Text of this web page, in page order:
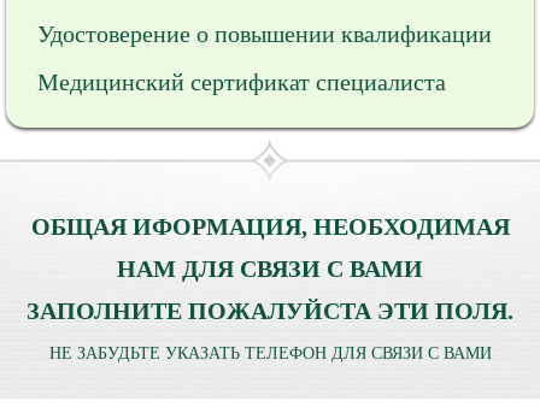
Удостоверение о повышении квалификации
Медицинский сертификат специалиста
ОБЩАЯ ИФОРМАЦИЯ, НЕОБХОДИМАЯ
НАМ ДЛЯ СВЯЗИ С ВАМИ
ЗАПОЛНИТЕ ПОЖАЛУЙСТА ЭТИ ПОЛЯ.
НЕ ЗАБУДЬТЕ УКАЗАТЬ ТЕЛЕФОН ДЛЯ СВЯЗИ С ВАМИ